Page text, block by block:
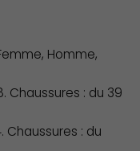
Homme,
Chaussures : du 39
Chaussures : du